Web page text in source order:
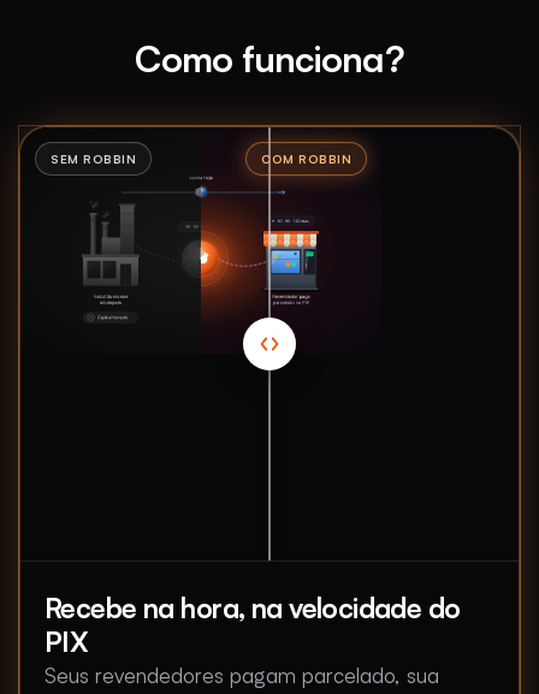
Não esqueça de avisar ao seu cliente que só de
solicitar o crédito com a Robbin ele já ganhou
Mensagem
Como funciona?
COM ROBBIN
SEM ROBBIN
Controle do comparador
Recebe na hora, na velocidade do
PIX
Seus revendedores pagam parcelado, sua